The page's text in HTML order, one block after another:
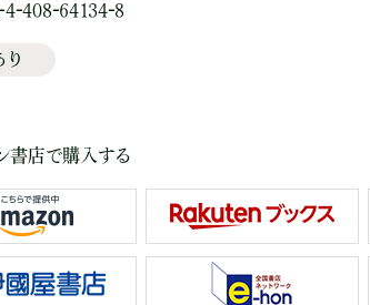
4-408-64134-8
り
書店で購入する